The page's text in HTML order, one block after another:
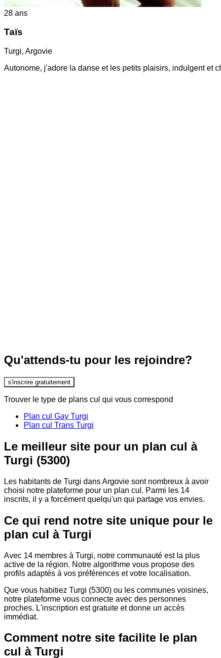
28 ans
Taïs
Turgi, Argovie
Autonome, j'adore la danse et les petits plaisirs, indulgent et
Qu'attends-tu pour les rejoindre?
s'inscrire gratuitement
Trouver le type de plans cul qui vous correspond
Plan cul Gay Turgi
Plan cul Trans Turgi
Le meilleur site pour un plan cul à
Turgi (5300)
Les habitants de Turgi dans Argovie sont nombreux à avoir
choisi notre plateforme pour un plan cul. Parmi les 14
inscrits, il y a forcément quelqu'un qui partage vos envies.
Ce qui rend notre site unique pour le
plan cul à Turgi
Avec 14 membres à Turgi, notre communauté est la plus
active de la région. Notre algorithme vous propose des
profils adaptés à vos préférences et votre localisation.
Que vous habitiez Turgi (5300) ou les communes voisines,
notre plateforme vous connecte avec des personnes
proches. L'inscription est gratuite et donne un accès
immédiat.
Comment notre site facilite le plan
cul à Turgi